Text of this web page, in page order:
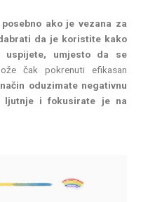
ako je vezana za
da je koristite kako
umjesto da se
čak pokrenuti efikasan
oduzimate negativnu
ljutnje i fokusirate je na